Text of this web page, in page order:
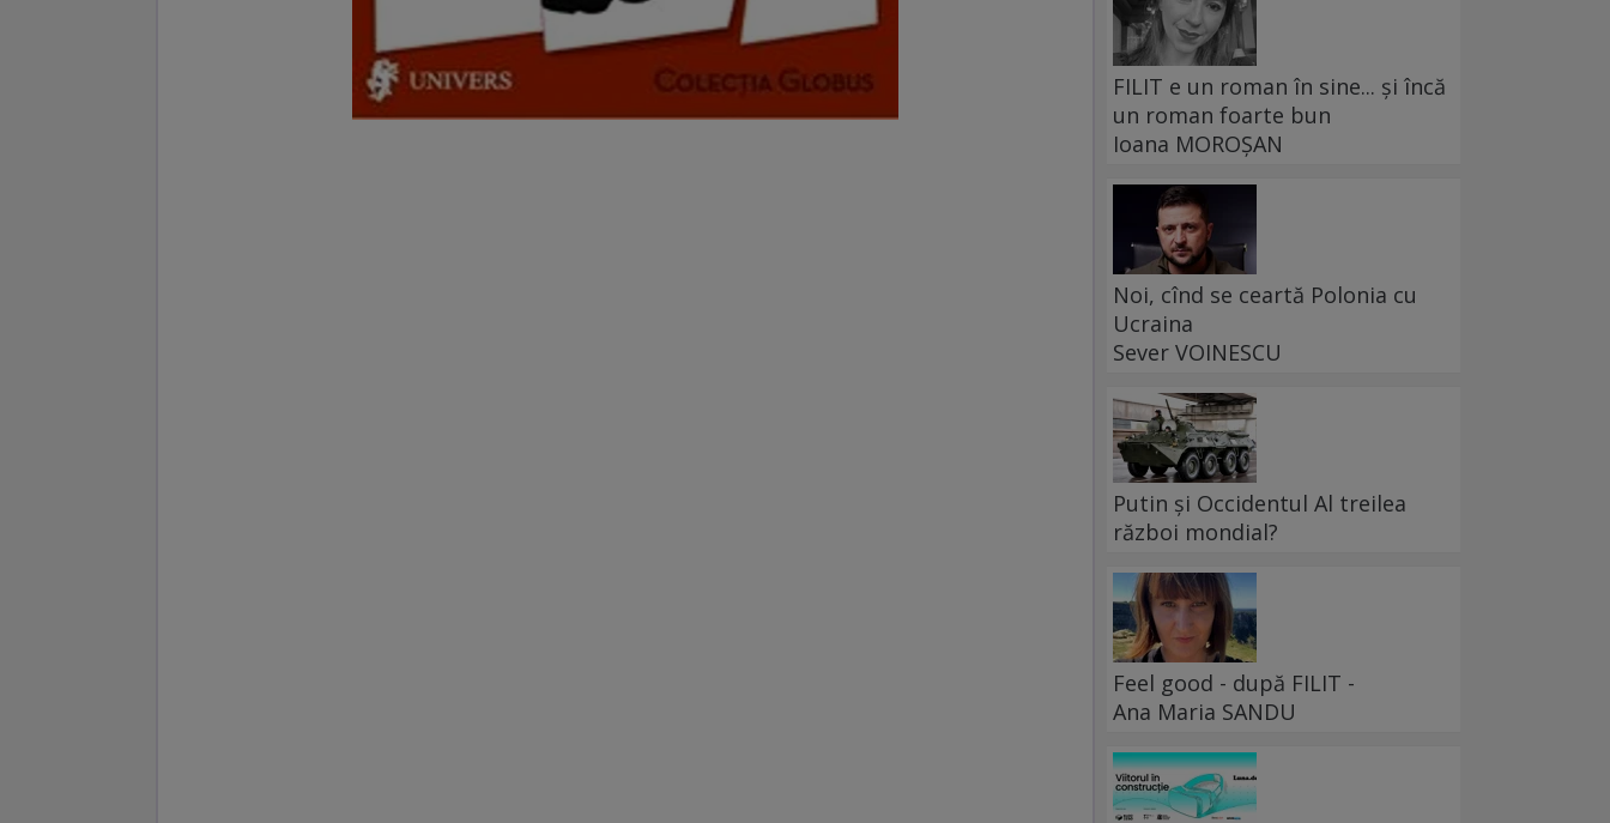
FILIT e un roman în sine... și încă
un roman foarte bun
Ioana MOROȘAN
Noi, cînd se ceartă Polonia cu
Ucraina
Sever VOINESCU
Putin și Occidentul Al treilea
război mondial?
Feel good - după FILIT -
Ana Maria SANDU